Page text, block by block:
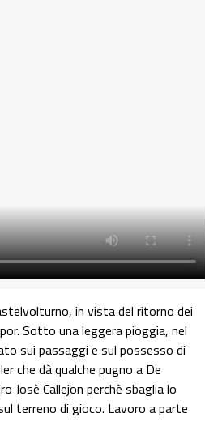
in vista del ritorno dei
Sotto una leggera pioggia, nel
sui passaggi e sul possesso di
che dà qualche pugno a De
Josè Callejon perchè sbaglia lo
terreno di gioco. Lavoro a parte